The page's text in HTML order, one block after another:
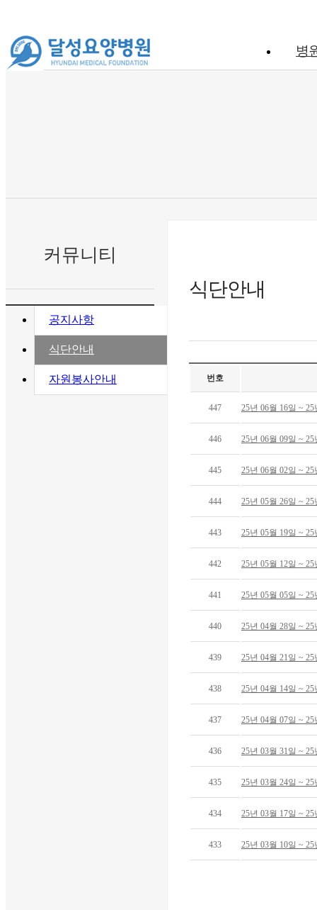
병
커뮤니티
공지사항
식단안내
자원봉사안내
식단안내
번호
447 25년 06월 16일 ~
446 25년 06월 09일 ~
445 25년 06월 02일 ~
444 25년 05월 26일 ~
443 25년 05월 19일 ~
442 25년 05월 12일 ~
441 25년 05월 05일 ~
440 25년 04월 28일 ~
439 25년 04월 21일 ~
438 25년 04월 14일 ~
437 25년 04월 07일 ~
436 25년 03월 31일 ~
435 25년 03월 24일 ~
434 25년 03월 17일 ~
433 25년 03월 10일 ~